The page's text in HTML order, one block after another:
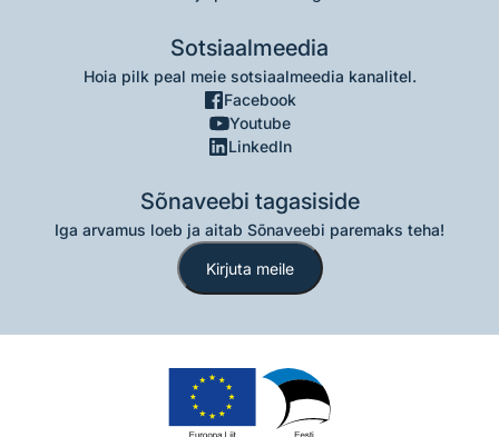
Sotsiaalmeedia
Hoia pilk peal meie sotsiaalmeedia kanalitel.
Facebook
Youtube
LinkedIn
Sõnaveebi tagasiside
Iga arvamus loeb ja aitab Sõnaveebi paremaks teha!
Kirjuta meile